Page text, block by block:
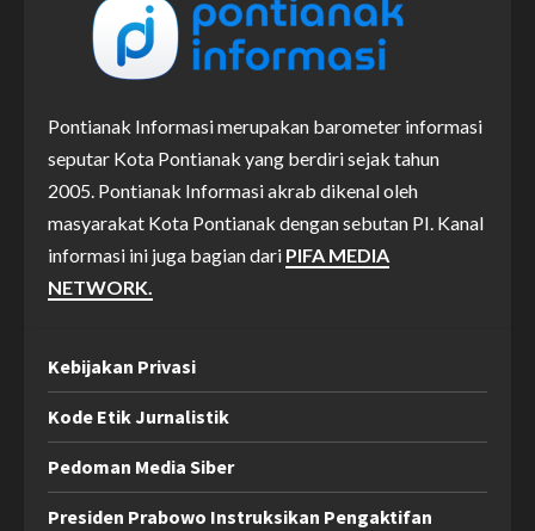
Pontianak Informasi merupakan barometer informasi
seputar Kota Pontianak yang berdiri sejak tahun
2005. Pontianak Informasi akrab dikenal oleh
masyarakat Kota Pontianak dengan sebutan PI. Kanal
informasi ini juga bagian dari PIFA MEDIA
NETWORK.
Kebijakan Privasi
Kode Etik Jurnalistik
Pedoman Media Siber
Presiden Prabowo Instruksikan Pengaktifan